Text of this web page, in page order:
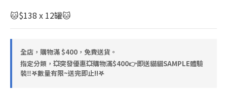
🐱$138 x 12罐🐱
全店，購物滿 $400，免費送貨。
指定分類，💥突發優惠💥購物滿$400👉即送貓貓SAMPLE體驗
裝‼️𖤐數量有限~送完即止!!𖤐